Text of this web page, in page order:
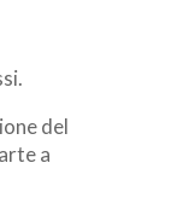
del
a